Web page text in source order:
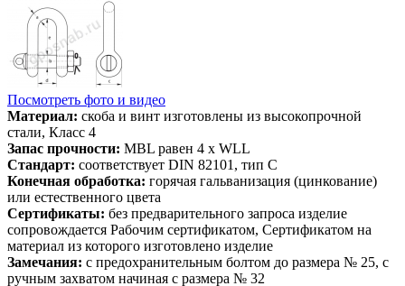
Посмотреть фото и видео
Материал: скоба и винт изготовлены из высокопрочной
стали, Класс 4
Запас прочности: MBL равен 4 x WLL
Стандарт: соответствует DIN 82101, тип С
Конечная обработка: горячая гальванизация (цинкование)
или естественного цвета
Сертификаты: без предварительного запроса изделие
сопровождается Рабочим сертификатом, Сертификатом на
материал из которого изготовлено изделие
Замечания: с предохранительным болтом до размера № 25, с
ручным захватом начиная с размера № 32